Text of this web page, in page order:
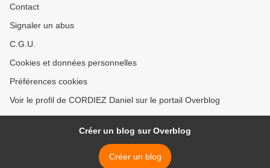
Contact
Signaler un abus
C.G.U.
Cookies et données personnelles
Préférences cookies
Voir le profil de CORDIEZ Daniel sur le portail Overblog
Créer un blog sur Overblog
Créer un blog